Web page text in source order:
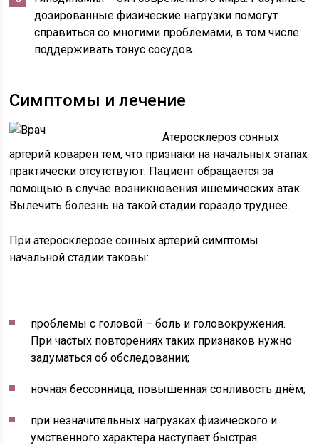
дозированные физические нагрузки помогут
справиться со многими проблемами, в том числе
поддерживать тонус сосудов.
Симптомы и лечение
Атеросклероз сонных
артерий коварен тем, что признаки на начальных этапах
практически отсутствуют. Пациент обращается за
помощью в случае возникновения ишемических атак.
Вылечить болезнь на такой стадии гораздо труднее.
При атеросклерозе сонных артерий симптомы
начальной стадии таковы:
проблемы с головой – боль и головокружения.
При частых повторениях таких признаков нужно
задуматься об обследовании;
ночная бессонница, повышенная сонливость днём;
при незначительных нагрузках физического и
умственного характера наступает быстрая